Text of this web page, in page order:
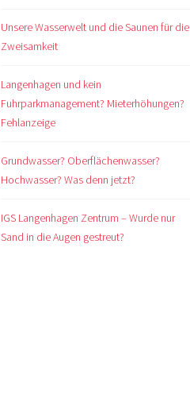
Unsere Wasserwelt und die Saunen für die
Zweisamkeit
Langenhagen und kein
Fuhrparkmanagement? Mieterhöhungen?
Fehlanzeige
Grundwasser? Oberflächenwasser?
Hochwasser? Was denn jetzt?
IGS Langenhagen Zentrum – Wurde nur
Sand in die Augen gestreut?